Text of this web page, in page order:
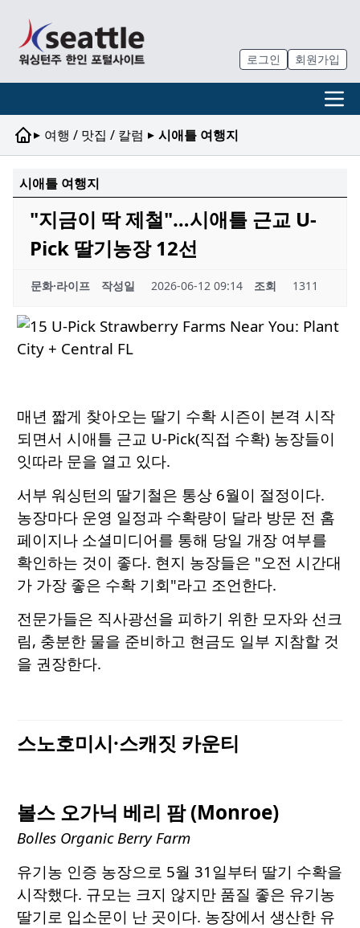
로그인 회원가입
▸ 여행 / 맛집 / 칼럼 ▸ 시애틀 여행지
시애틀 여행지
"지금이 딱 제철"…시애틀 근교 U-
Pick 딸기농장 12선
문화·라이프 작성일 2026-06-12 09:14 조회 1311
매년 짧게 찾아오는 딸기 수확 시즌이 본격 시작
되면서 시애틀 근교 U-Pick(직접 수확) 농장들이
잇따라 문을 열고 있다.
서부 워싱턴의 딸기철은 통상 6월이 절정이다.
농장마다 운영 일정과 수확량이 달라 방문 전 홈
페이지나 소셜미디어를 통해 당일 개장 여부를
확인하는 것이 좋다. 현지 농장들은 "오전 시간대
가 가장 좋은 수확 기회"라고 조언한다.
전문가들은 직사광선을 피하기 위한 모자와 선크
림, 충분한 물을 준비하고 현금도 일부 지참할 것
을 권장한다.
스노호미시·스캐짓 카운티
볼스 오가닉 베리 팜 (Monroe)
Bolles Organic Berry Farm
유기농 인증 농장으로 5월 31일부터 딸기 수확을
시작했다. 규모는 크지 않지만 품질 좋은 유기농
딸기로 입소문이 난 곳이다. 농장에서 생산한 유